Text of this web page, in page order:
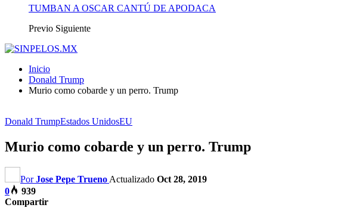
TUMBAN A OSCAR CANTÚ DE APODACA
Previo Siguiente
Inicio
Donald Trump
Murio como cobarde y un perro. Trump
Donald TrumpEstados UnidosEU
Murio como cobarde y un perro. Trump
PorJose Pepe Trueno Actualizado Oct 28, 2019
0
939
Compartir